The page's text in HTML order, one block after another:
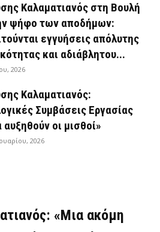
Καλαματιανός στη Βουλή
ψήφο των αποδήμων:
εγγυήσεις απόλυτης
και αδιάβλητου...
2026
Καλαματιανός:
Συμβάσεις Εργασίας
αυξηθούν οι μισθοί»
2026
«Μια ακόμη